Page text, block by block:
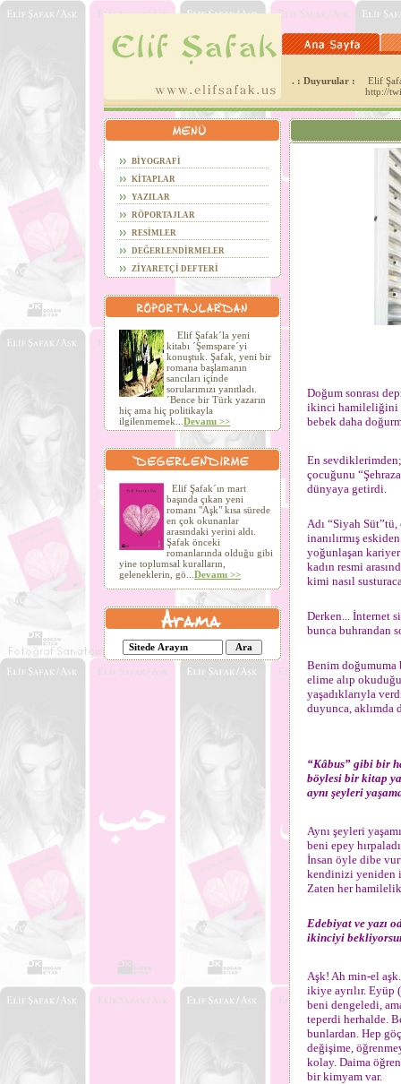
. : Duyurular :
Elif
http://
BİYOGRAFİ
KİTAPLAR
YAZILAR
RÖPORTAJLAR
RESİMLER
DEĞERLENDİRMELER
ZİYARETÇİ DEFTERİ
Elif Şafak´la yeni
kitabı ´Şemspare´yi
konuştuk. Şafak, yeni bir
romana başlamanın
sancıları içinde
sorularımızı yanıtladı.
´Bence bir Türk yazarın
hiç ama hiç politikayla
ilgilenmemek... Devamı >>
Elif Şafak´ın mart
başında çıkan yeni
romanı "Aşk" kısa sürede
en çok okunanlar
arasındaki yerini aldı.
Şafak önceki
romanlarında olduğu gibi
yine toplumsal kuralların,
geleneklerin, gö... Devamı >>
Doğum sonrası
ikinci hamileliğini
bebek daha
En sevdiklerimden;
çocuğunu
dünyaya getirdi.
Adı “Siyah
inanılırmış
yoğunlaşan
kadın resmi
kimi nasıl
Derken... İnternet
bunca buhrandan
Benim doğumuma
elime alıp
yaşadıklarıyla
duyunca, aklımda
“Kâbus” gibi bir
böylesi bir kitap
aynı şeyleri
Aynı şeyleri
beni epey
İnsan öyle dibe
kendinizi yeniden
Zaten her
Edebiyat ve yazı
ikinciyi
Aşk! Ah min-el
ikiye ayrılır. Eyüp
beni dengeledi,
teperdi herhalde.
bunlardan. Hep
değişime,
kolay. Daima
bir kimyam var.